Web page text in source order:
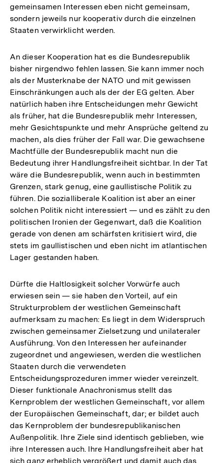
gemeinsamen Interessen eben nicht gemeinsam,
sondern jeweils nur kooperativ durch die einzelnen
Staaten verwirklicht werden.
An dieser Kooperation hat es die Bundesrepublik
bisher nirgendwo fehlen lassen. Sie kann immer noch
als der Musterknabe der NATO und mit gewissen
Einschränkungen auch als der der EG gelten. Aber
natürlich haben ihre Entscheidungen mehr Gewicht
als früher, hat die Bundesrepublik mehr Interessen,
mehr Gesichtspunkte und mehr Ansprüche geltend zu
machen, als dies früher der Fall war. Die gewachsene
Machtfülle der Bundesrepublik macht nun die
Bedeutung ihrer Handlungsfreiheit sichtbar. In der Tat
wäre die Bundesrepublik, wenn auch in bestimmten
Grenzen, stark genug, eine gaullistische Politik zu
führen. Die sozialliberale Koalition ist aber an einer
solchen Politik nicht interessiert — und es zählt zu den
politischen Ironien der Gegenwart, daß die Koalition
gerade von denen am schärfsten kritisiert wird, die
stets im gaullistischen und eben nicht im atlantischen
Lager gestanden haben.
Dürfte die Haltlosigkeit solcher Vorwürfe auch
erwiesen sein — sie haben den Vorteil, auf ein
Strukturproblem der westlichen Gemeinschaft
aufmerksam zu machen: Es liegt in dem Widerspruch
zwischen gemeinsamer Zielsetzung und unilateraler
Ausführung. Von den Interessen her aufeinander
zugeordnet und angewiesen, werden die westlichen
Staaten durch die verwendeten
Entscheidungsprozeduren immer wieder vereinzelt.
Dieser funktionale Anachronismus stellt das
Kernproblem der westlichen Gemeinschaft, vor allem
der Europäischen Gemeinschaft, dar; er bildet auch
das Kernproblem der bundesrepublikanischen
Außenpolitik. Ihre Ziele sind identisch geblieben, wie
ihre Interessen auch. Ihre Handlungsfreiheit aber hat
sich ganz erheblich vergrößert und damit auch das